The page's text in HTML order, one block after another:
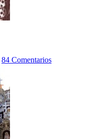
84 Comentarios